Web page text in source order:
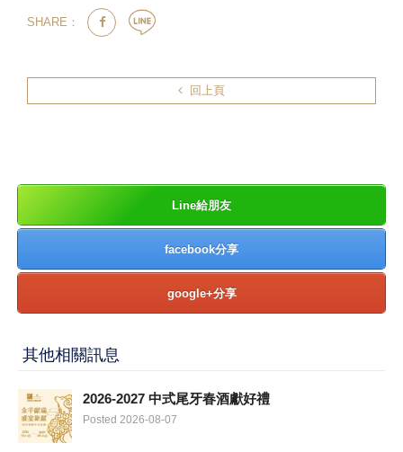
SHARE：
回上頁
Line給朋友
facebook分享
google+分享
其他相關訊息
2026-2027 中式尾牙春酒獻好禮
Posted 2026-08-07